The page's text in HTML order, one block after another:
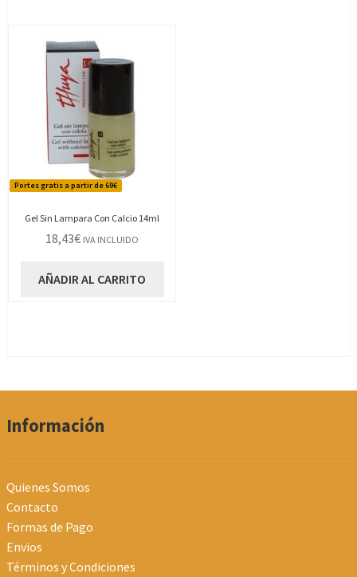
Portes gratis a partir de 69€
Gel Sin Lampara Con Calcio 14ml
18,43€ IVA INCLUIDO
AÑADIR AL CARRITO
Información
Quienes Somos
Contacto
Formas de Pago
Envios
Términos y Condiciones